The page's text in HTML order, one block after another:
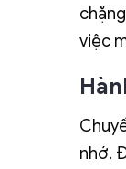
việc
nhớ.